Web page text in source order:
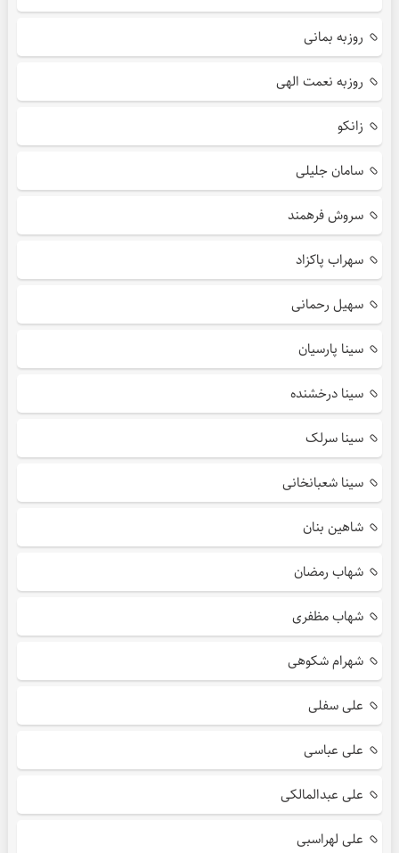
روزبه بمانی
روزبه نعمت الهی
زانکو
سامان جلیلی
سروش فرهمند
سهراب پاکزاد
سهیل رحمانی
سینا پارسیان
سینا درخشنده
سینا سرلک
سینا شعبانخانی
شاهین بنان
شهاب رمضان
شهاب مظفری
شهرام شکوهی
علی سفلی
علی عباسی
علی عبدالمالکی
علی لهراسبی